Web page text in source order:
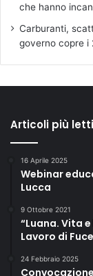
che hanno
Carburanti,
governo copre i
Articoli più letti
16 Aprile 2025
Webinar
Lucca
9 Ottobre 2021
“Luana. Vita
Lavoro di
24 Febbraio 2025